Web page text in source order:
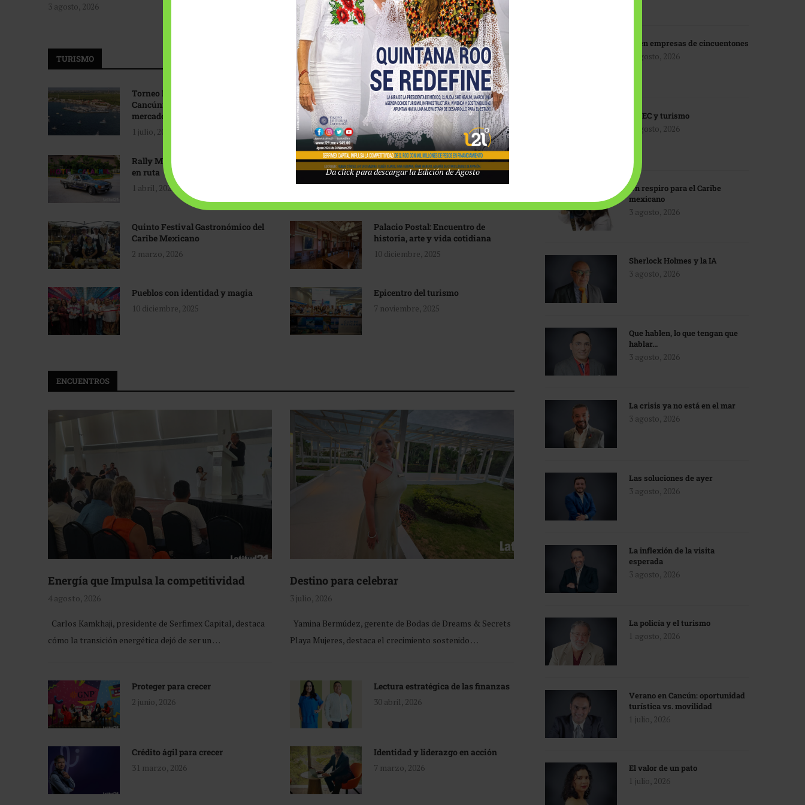
3 agosto, 2026
Tecnológico de Monterrey
3 agosto, 2026
TURISMO
Torneo Internacional de Pesca
Cancún: Navegando hacia nuevos
mercados
1 julio, 2026
Promoción turística con visión
1 abril, 2026
Rally Maya: Herencia automotriz
en ruta
1 abril, 2026
Industria global en
reconfiguración
31 marzo, 2026
Quinto Festival Gastronómico del
Caribe Mexicano
2 marzo, 2026
Palacio Postal: Encuentro de
historia, arte y vida cotidiana
10 diciembre, 2025
Pueblos con identidad y magia
10 diciembre, 2025
Epicentro del turismo
7 noviembre, 2025
ENCUENTROS
Energía que Impulsa la competitividad
4 agosto, 2026
Carlos Kamkhaji, presidente de Serfimex Capital, destaca
cómo la transición energética dejó de ser un …
Destino para celebrar
3 julio, 2026
Yamina Bermúdez, gerente de Bodas de Dreams & Secrets
Playa Mujeres, destaca el crecimiento sostenido …
Proteger para crecer
2 junio, 2026
Lectura estratégica de las finanzas
30 abril, 2026
Crédito ágil para crecer
31 marzo, 2026
Identidad y liderazgo en acción
7 marzo, 2026
IA en empresas de cincuentones
3 agosto, 2026
TMEC y turismo
3 agosto, 2026
Un respiro para el Caribe
mexicano
3 agosto, 2026
Sherlock Holmes y la IA
3 agosto, 2026
Que hablen, lo que tengan que
hablar…
3 agosto, 2026
La crisis ya no está en el mar
3 agosto, 2026
Las soluciones de ayer
3 agosto, 2026
La inflexión de la visita
esperada
3 agosto, 2026
La policía y el turismo
1 agosto, 2026
Verano en Cancún: oportunidad
turística vs. movilidad
1 julio, 2026
El valor de un pato
1 julio, 2026
Da click para descargar la Edición de Agosto